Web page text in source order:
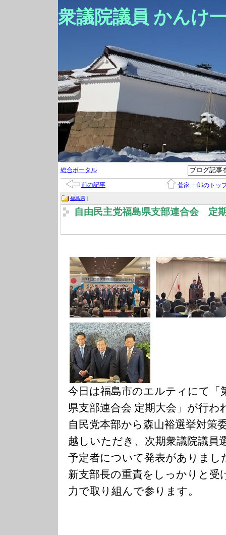
衆議院議員 かんけ
総合ポータル
前の記事 菅家 一郎のトッ
福島県 |
自由民主党福島県支部連合会 定
今日は福島市のエルティにて「
県支部連合会 定期大会」が行わ
自民党本部から森山裕選挙対策
越しいただき、次期衆議院議員
予定者について発表がありまし
新支部長の重責をしっかりと受
力で取り組んで参ります。